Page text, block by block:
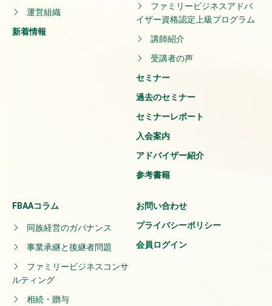
運営組織
新着情報
ファミリービジネスアドバ
イザー資格認定上級プログラム
講師紹介
受講者の声
セミナー
過去のセミナー
セミナーレポート
入会案内
アドバイザー紹介
参考書籍
FBAAコラム
同族経営のガバナンス
事業承継と後継者問題
ファミリービジネスコンサ
ルティング
相続・贈与
お問い合わせ
プライバシーポリシー
会員ログイン